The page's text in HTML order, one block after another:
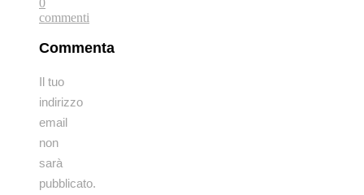
commenti
Commenta
Il tuo
indirizzo
email
non
sarà
pubblicato.